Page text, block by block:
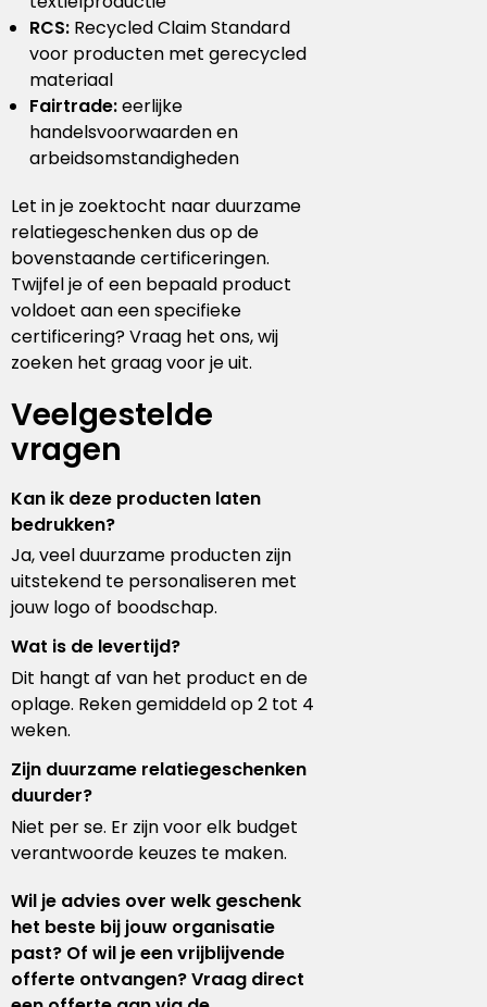
RCS: Recycled Claim Standard
voor producten met gerecycled
materiaal
Fairtrade:eerlijke
handelsvoorwaarden en
arbeidsomstandigheden
Let in je zoektocht naar duurzame
relatiegeschenken dus op de
bovenstaande certificeringen.
Twijfel je of een bepaald product
voldoet aan een specifieke
certificering? Vraag het ons, wij
zoeken het graag voor je uit.
Veelgestelde
vragen
Kan ik deze producten laten
bedrukken?
Ja, veel duurzame producten zijn
uitstekend te personaliseren met
jouw logo of boodschap.
Wat is de levertijd?
Dit hangt af van het product en de
oplage. Reken gemiddeld op 2 tot 4
weken.
Zijn duurzame relatiegeschenken
duurder?
Niet per se. Er zijn voor elk budget
verantwoorde keuzes te maken.
Wil je advies over welk geschenk
het beste bij jouw organisatie
past? Of wil je een vrijblijvende
offerte ontvangen? Vraag direct